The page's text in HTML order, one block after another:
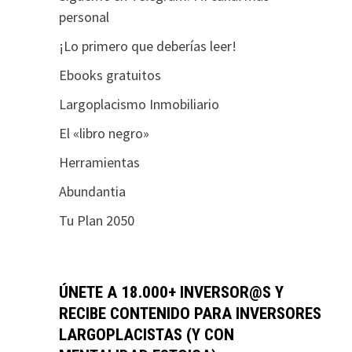
personal
¡Lo primero que deberías leer!
Ebooks gratuitos
Largoplacismo Inmobiliario
El «libro negro»
Herramientas
Abundantia
Tu Plan 2050
ÚNETE A 18.000+ INVERSOR@S Y
RECIBE CONTENIDO PARA INVERSORES
LARGOPLACISTAS (Y CON